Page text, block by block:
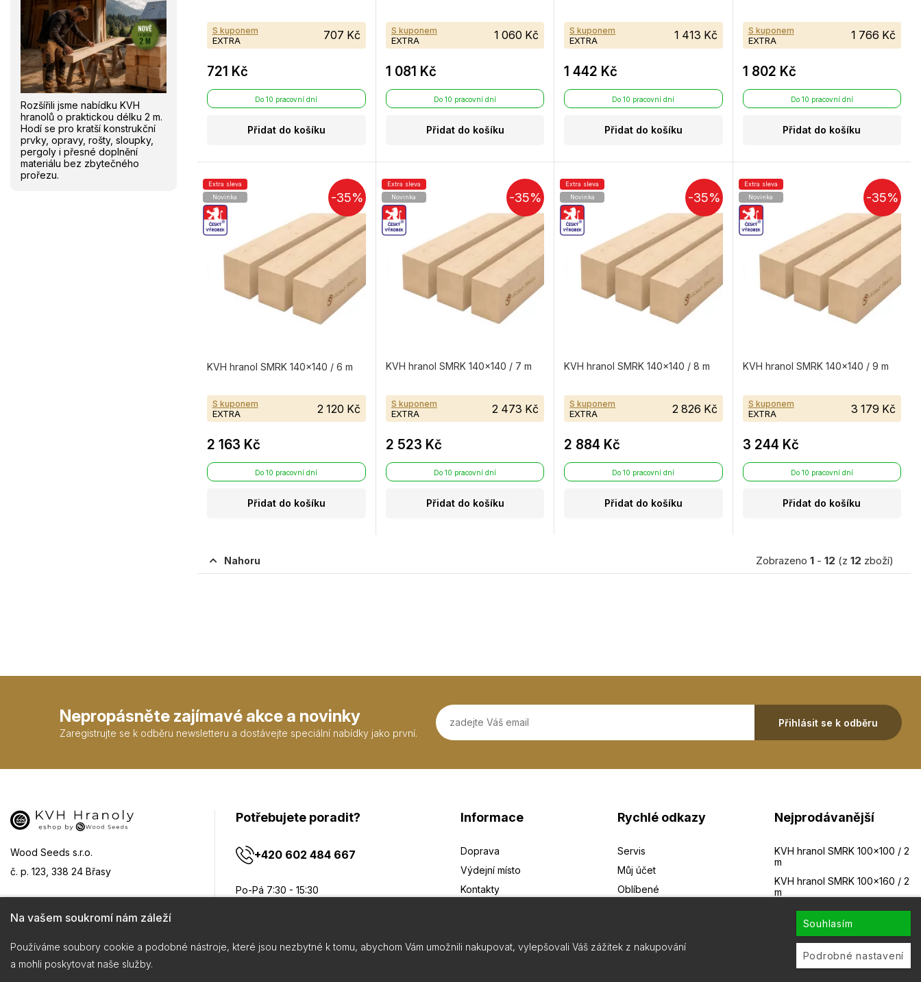
S kuponem
EXTRA 707 Kč
721 Kč
Do 10 pracovní dní
Přidat do košíku
S kuponem
EXTRA 1 060 Kč
1 081 Kč
Do 10 pracovní dní
Přidat do košíku
S kuponem
EXTRA 1 413 Kč
1 442 Kč
Do 10 pracovní dní
Přidat do košíku
S kuponem
EXTRA 1 766 Kč
1 802 Kč
Do 10 pracovní dní
Přidat do košíku
-35%
Extra sleva
Novinka
KVH hranol SMRK 140×140 / 6 m
S kuponem
EXTRA 2 120 Kč
2 163 Kč
Do 10 pracovní dní
Přidat do košíku
-35%
Extra sleva
Novinka
KVH hranol SMRK 140×140 / 7 m
S kuponem
EXTRA 2 473 Kč
2 523 Kč
Do 10 pracovní dní
Přidat do košíku
-35%
Extra sleva
Novinka
KVH hranol SMRK 140×140 / 8 m
S kuponem
EXTRA 2 826 Kč
2 884 Kč
Do 10 pracovní dní
Přidat do košíku
-35%
Extra sleva
Novinka
KVH hranol SMRK 140×140 / 9 m
S kuponem
EXTRA 3 179 Kč
3 244 Kč
Do 10 pracovní dní
Přidat do košíku
Nahoru Zobrazeno 1 - 12 (z 12 zboží)
Rozšířili jsme nabídku KVH
hranolů o praktickou délku 2 m.
Hodí se pro kratší konstrukční
prvky, opravy, rošty, sloupky,
pergoly i přesné doplnění
materiálu bez zbytečného
prořezu.
Nepropásněte zajímavé akce a novinky
Zaregistrujte se k odběru newsletteru a dostávejte speciální nabídky jako první.
Přihlásit se k odběru
Wood Seeds s.r.o.
č. p. 123, 338 24 Břasy
Potřebujete poradit?
+420 602 484 667
Po-Pá 7:30 - 15:30
info@woodseedseshop.cz
Informace
Doprava
Výdejní místo
Kontakty
Rychlé odkazy
Servis
Můj účet
Oblíbené
Nejprodávanější
KVH hranol SMRK 100×100 / 2
m
KVH hranol SMRK 100×160 / 2
m
KVH hranol SMRK 120×120 / 2
KVH hranol SMRK 120×140 / 2
KVH hranol SMRK 120×160 / 2
Na vašem soukromí nám záleží
Používáme soubory cookie a podobné nástroje, které jsou nezbytné k tomu, abychom Vám umožnili nakupovat, vylepšovali Váš zážitek z nakupování
a mohli poskytovat naše služby.
Souhlasím
Podrobné nastavení